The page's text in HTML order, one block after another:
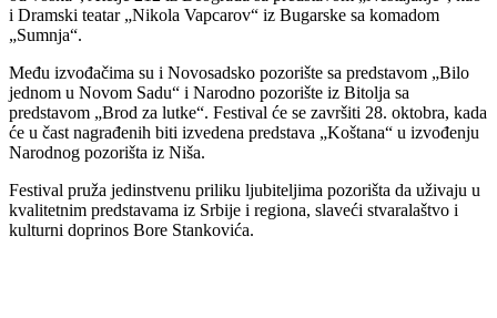
i Dramski teatar „Nikola Vapcarov“ iz Bugarske sa komadom
„Sumnja“.
Među izvođačima su i Novosadsko pozorište sa predstavom „Bilo
jednom u Novom Sadu“ i Narodno pozorište iz Bitolja sa
predstavom „Brod za lutke“. Festival će se završiti 28. oktobra, kada
će u čast nagrađenih biti izvedena predstava „Koštana“ u izvođenju
Narodnog pozorišta iz Niša.
Festival pruža jedinstvenu priliku ljubiteljima pozorišta da uživaju u
kvalitetnim predstavama iz Srbije i regiona, slaveći stvaralaštvo i
kulturni doprinos Bore Stankovića.